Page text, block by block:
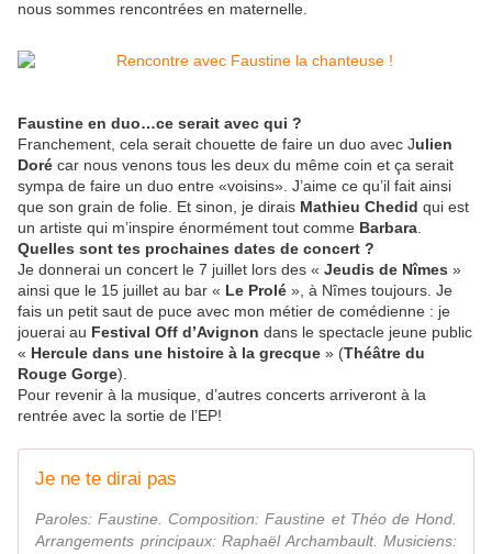
nous sommes rencontrées en maternelle.
Faustine en duo…ce serait avec qui ?
Franchement, cela serait chouette de faire un duo avec Julien
Doré car nous venons tous les deux du même coin et ça serait
sympa de faire un duo entre «voisins». J’aime ce qu’il fait ainsi
que son grain de folie. Et sinon, je dirais Mathieu Chedid qui est
un artiste qui m’inspire énormément tout comme Barbara
Quelles sont tes prochaines dates de concert ?
Je donnerai un concert le 7 juillet lors des « Jeudis de Nîmes »
ainsi que le 15 juillet au bar « Le Prolé », à Nîmes toujours. Je
fais un petit saut de puce avec mon métier de comédienne : je
jouerai au Festival Off d’Avignon dans le spectacle jeune public
« Hercule dans une histoire à la grecque » (Théâtre du
Rouge Gorge).
Pour revenir à la musique, d’autres concerts arriveront à la
rentrée avec la sortie de l’EP!
Je ne te dirai pas
Paroles: Faustine. Composition: Faustine et Théo de Hond.
Arrangements principaux: Raphaël Archambault. Musiciens: